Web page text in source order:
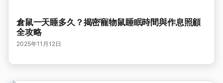
倉鼠一天睡多久？揭密寵物鼠睡眠時間與作息照顧
全攻略
2025年11月12日